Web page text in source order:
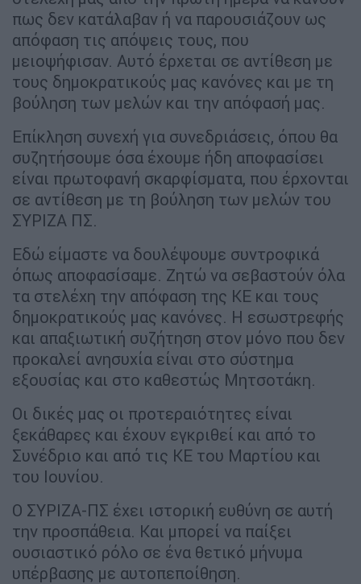
πως δεν κατάλαβαν ή να παρουσιάζουν ως
απόφαση τις απόψεις τους, που
μειοψήφισαν. Αυτό έρχεται σε αντίθεση με
τους δημοκρατικούς μας κανόνες και με τη
βούληση των μελών και την απόφασή μας.
Επίκληση συνεχή για συνεδριάσεις, όπου θα
συζητήσουμε όσα έχουμε ήδη αποφασίσει
είναι πρωτοφανή σκαρφίσματα, που έρχονται
σε αντίθεση με τη βούληση των μελών του
ΣΥΡΙΖΑ ΠΣ.
Εδώ είμαστε να δουλέψουμε συντροφικά
όπως αποφασίσαμε. Ζητώ να σεβαστούν όλα
τα στελέχη την απόφαση της ΚΕ και τους
δημοκρατικούς μας κανόνες. Η εσωστρεφής
και απαξιωτική συζήτηση στον μόνο που δεν
προκαλεί ανησυχία είναι στο σύστημα
εξουσίας και στο καθεστώς Μητσοτάκη.
Οι δικές μας οι προτεραιότητες είναι
ξεκάθαρες και έχουν εγκριθεί και από το
Συνέδριο και από τις ΚΕ του Μαρτίου και
του Ιουνίου.
Ο ΣΥΡΙΖΑ-ΠΣ έχει ιστορική ευθύνη σε αυτή
την προσπάθεια. Και μπορεί να παίξει
ουσιαστικό ρόλο σε ένα θετικό μήνυμα
υπέρβασης με αυτοπεποίθηση.